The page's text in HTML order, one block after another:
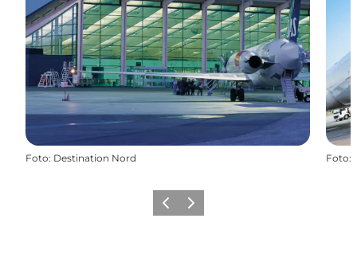
Foto: Destination Nord Foto:
Föregående
Nästa